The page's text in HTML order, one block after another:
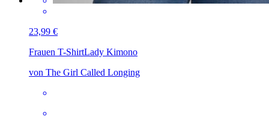
23,99 €
Frauen T-ShirtLady Kimono
von The Girl Called Longing